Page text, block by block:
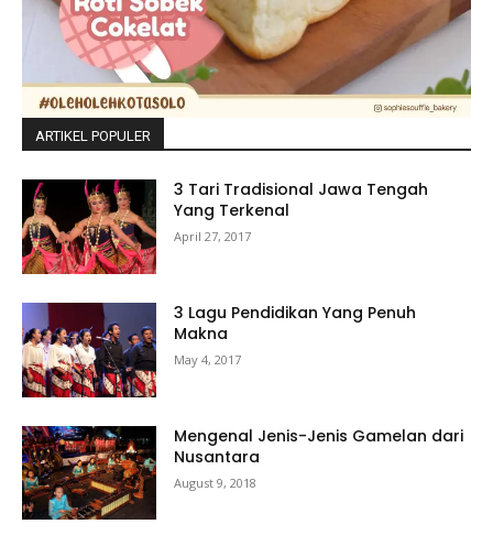
ARTIKEL POPULER
3 Tari Tradisional Jawa Tengah
Yang Terkenal
April 27, 2017
3 Lagu Pendidikan Yang Penuh
Makna
May 4, 2017
Mengenal Jenis-Jenis Gamelan dari
Nusantara
August 9, 2018